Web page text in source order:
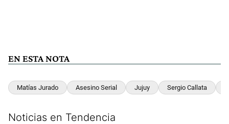
EN ESTA NOTA
Matías Jurado Asesino Serial Jujuy Sergio Callata
Noticias en Tendencia